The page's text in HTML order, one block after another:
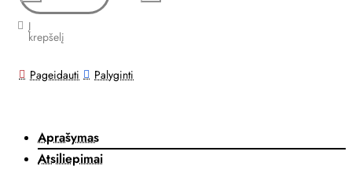
Į
krepšelį
Pageidauti Palyginti
Aprašymas
Atsiliepimai